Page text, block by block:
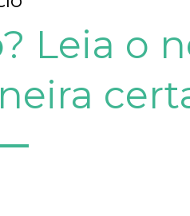
Leia o